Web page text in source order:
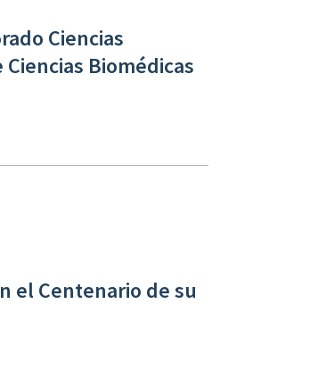
Ciencias
Biomédicas
el Centenario de su